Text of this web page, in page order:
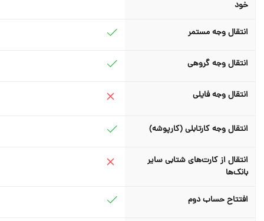
انتقال وجه مستمر
انتقال وجه گروهی
انتقال وجه فایلی
انتقال وجه کارتابلی (کارپوشه)
انتقال از کارت‌های شتابی سایر
بانک‌ها
افتتاح حساب دوم